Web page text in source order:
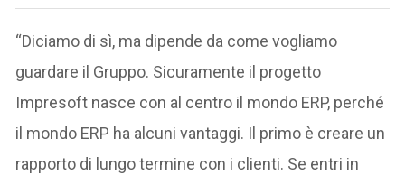
“Diciamo di sì, ma dipende da come vogliamo
guardare il Gruppo. Sicuramente il progetto
Impresoft nasce con al centro il mondo ERP, perché
il mondo ERP ha alcuni vantaggi. Il primo è creare un
rapporto di lungo termine con i clienti. Se entri in